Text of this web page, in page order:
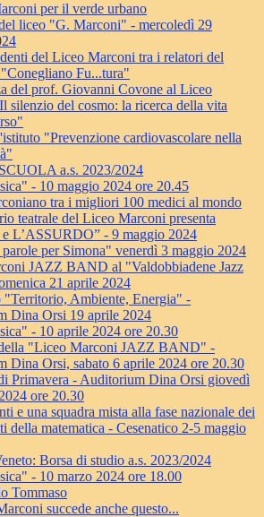
per il verde urbano
liceo "G. Marconi" - mercoledì 29
del Liceo Marconi tra i relatori del
Fu...tura"
del prof. Giovanni Covone al Liceo
silenzio del cosmo: la ricerca della vita
"Prevenzione cardiovascolare nella
a.s. 2023/2024
- 10 maggio 2024 ore 20.45
tra i migliori 100 medici al mondo
teatrale del Liceo Marconi presenta
L’ASSURDO” - 9 maggio 2024
per Simona" venerdì 3 maggio 2024
JAZZ BAND al "Valdobbiadene Jazz
21 aprile 2024
"Territorio, Ambiente, Energia" -
Dina Orsi 19 aprile 2024
- 10 aprile 2024 ore 20.30
"Liceo Marconi JAZZ BAND" -
Dina Orsi, sabato 6 aprile 2024 ore 20.30
Primavera - Auditorium Dina Orsi giovedì
ore 20.30
e una squadra mista alla fase nazionale dei
della matematica - Cesenatico 2-5 maggio
Borsa di studio a.s. 2023/2024
- 10 marzo 2024 ore 18.00
Tommaso
succede anche questo...